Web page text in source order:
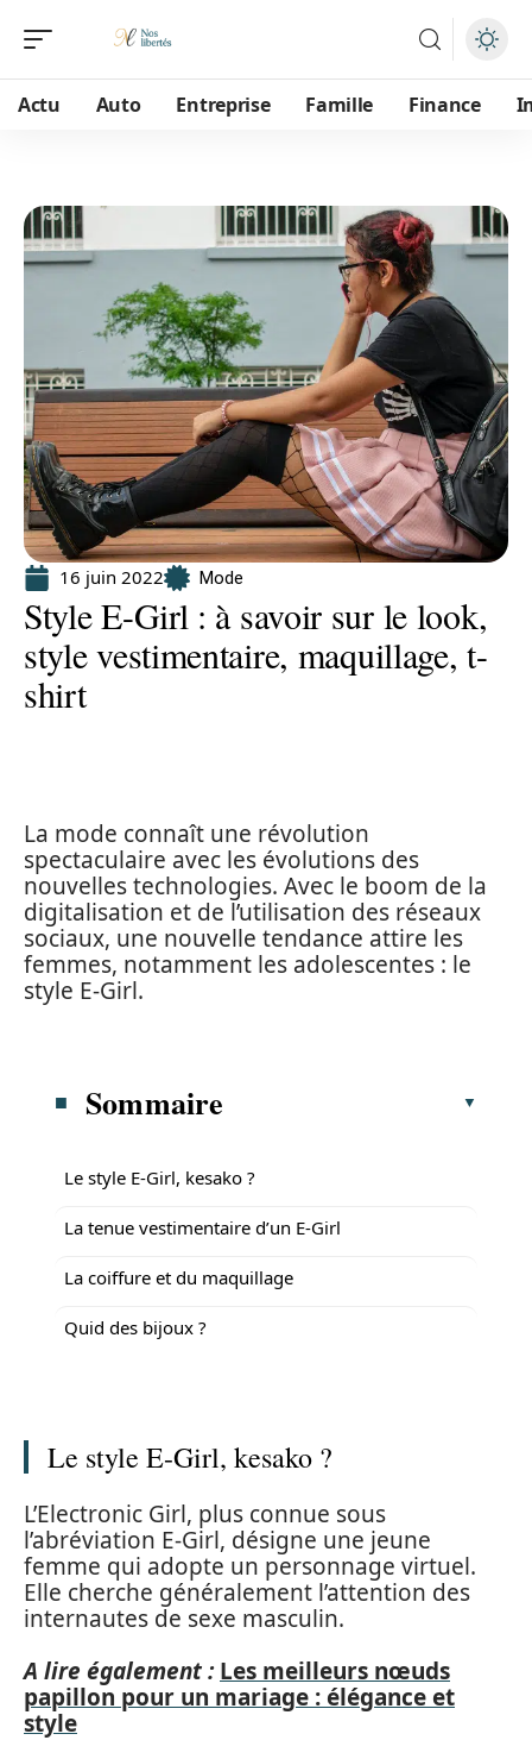
Actu Auto Entreprise Famille Finance
16 juin 2022 Mode
Style E-Girl : à savoir sur le look,
style vestimentaire, maquillage, t-
shirt
La mode connaît une révolution
spectaculaire avec les évolutions des
nouvelles technologies. Avec le boom de la
digitalisation et de l’utilisation des réseaux
sociaux, une nouvelle tendance attire les
femmes, notamment les adolescentes : le
style E-Girl.
Sommaire
Le style E-Girl, kesako ?
La tenue vestimentaire d’un E-Girl
La coiffure et du maquillage
Quid des bijoux ?
Le style E-Girl, kesako ?
L’Electronic Girl, plus connue sous
l’abréviation E-Girl, désigne une jeune
femme qui adopte un personnage virtuel.
Elle cherche généralement l’attention des
internautes de sexe masculin.
A lire également : Les meilleurs nœuds
papillon pour un mariage : élégance et
style